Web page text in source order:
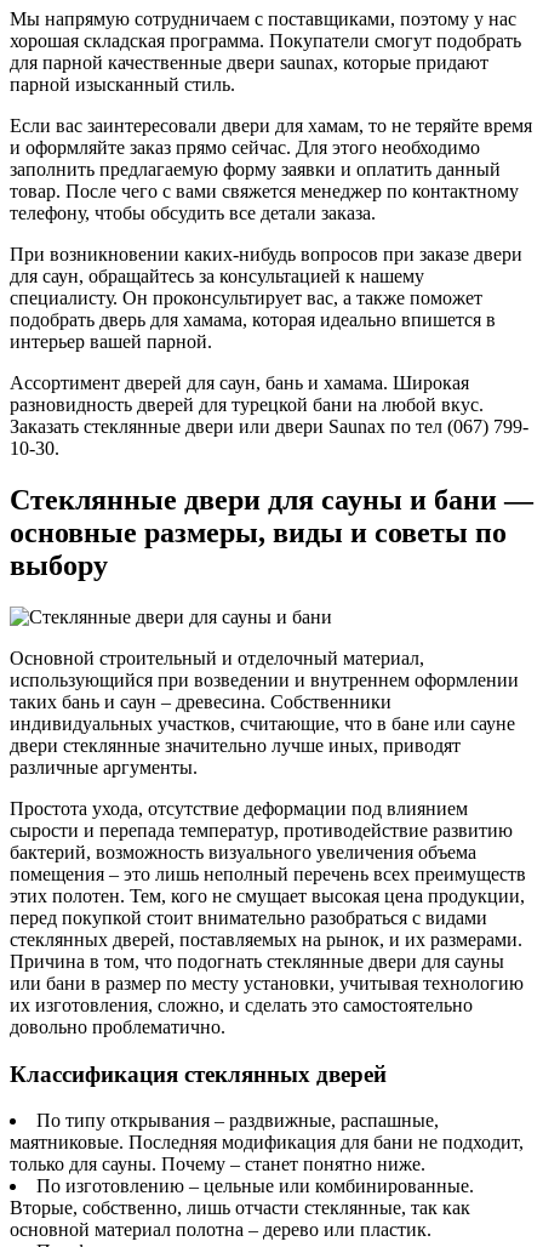
Мы напрямую сотрудничаем с поставщиками, поэтому у нас
хорошая складская программа. Покупатели смогут подобрать
для парной качественные двери saunax, которые придают
парной изысканный стиль.
Если вас заинтересовали двери для хамам, то не теряйте время
и оформляйте заказ прямо сейчас. Для этого необходимо
заполнить предлагаемую форму заявки и оплатить данный
товар. После чего с вами свяжется менеджер по контактному
телефону, чтобы обсудить все детали заказа.
При возникновении каких-нибудь вопросов при заказе двери
для саун, обращайтесь за консультацией к нашему
специалисту. Он проконсультирует вас, а также поможет
подобрать дверь для хамама, которая идеально впишется в
интерьер вашей парной.
Ассортимент дверей для саун, бань и хамама. Широкая
разновидность дверей для турецкой бани на любой вкус.
Заказать стеклянные двери или двери Saunax по тел (067) 799-
10-30.
Стеклянные двери для сауны и бани —
основные размеры, виды и советы по
выбору
Основной строительный и отделочный материал,
использующийся при возведении и внутреннем оформлении
таких бань и саун – древесина. Собственники
индивидуальных участков, считающие, что в бане или сауне
двери стеклянные значительно лучше иных, приводят
различные аргументы.
Простота ухода, отсутствие деформации под влиянием
сырости и перепада температур, противодействие развитию
бактерий, возможность визуального увеличения объема
помещения – это лишь неполный перечень всех преимуществ
этих полотен. Тем, кого не смущает высокая цена продукции,
перед покупкой стоит внимательно разобраться с видами
стеклянных дверей, поставляемых на рынок, и их размерами.
Причина в том, что подогнать стеклянные двери для сауны
или бани в размер по месту установки, учитывая технологию
их изготовления, сложно, и сделать это самостоятельно
довольно проблематично.
Классификация стеклянных дверей
По типу открывания – раздвижные, распашные,
маятниковые. Последняя модификация для бани не подходит,
только для сауны. Почему – станет понятно ниже.
По изготовлению – цельные или комбинированные.
Вторые, собственно, лишь отчасти стеклянные, так как
основной материал полотна – дерево или пластик.